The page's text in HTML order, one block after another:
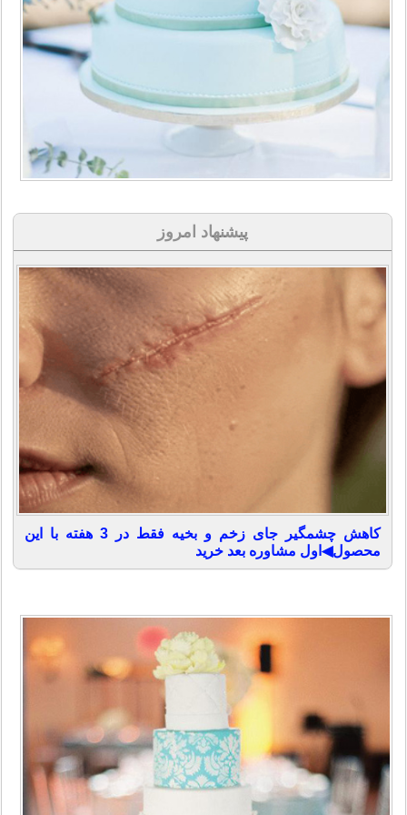
پیشنهاد امروز
کاهش چشمگیر جای زخم و بخیه فقط در 3 هفته با این
محصول◀اول مشاوره بعد خرید